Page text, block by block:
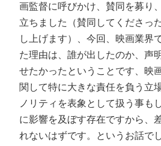
画監督に呼びかけ、賛同を募り
立ちました（賛同してくださっ
し上げます）、今回、映画業界
た理由は、誰が出したのか、声
せたかったということです、映
関して特に大きな責任を負う立
ノリティを表象として扱う事も
に影響を及ぼす存在ですから、
れないはずです。というお話でし